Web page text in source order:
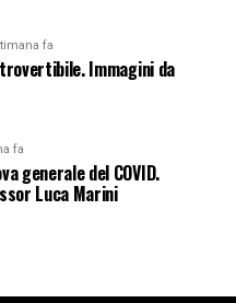
fa
Immagini da
fa
generale del COVID.
Luca Marini